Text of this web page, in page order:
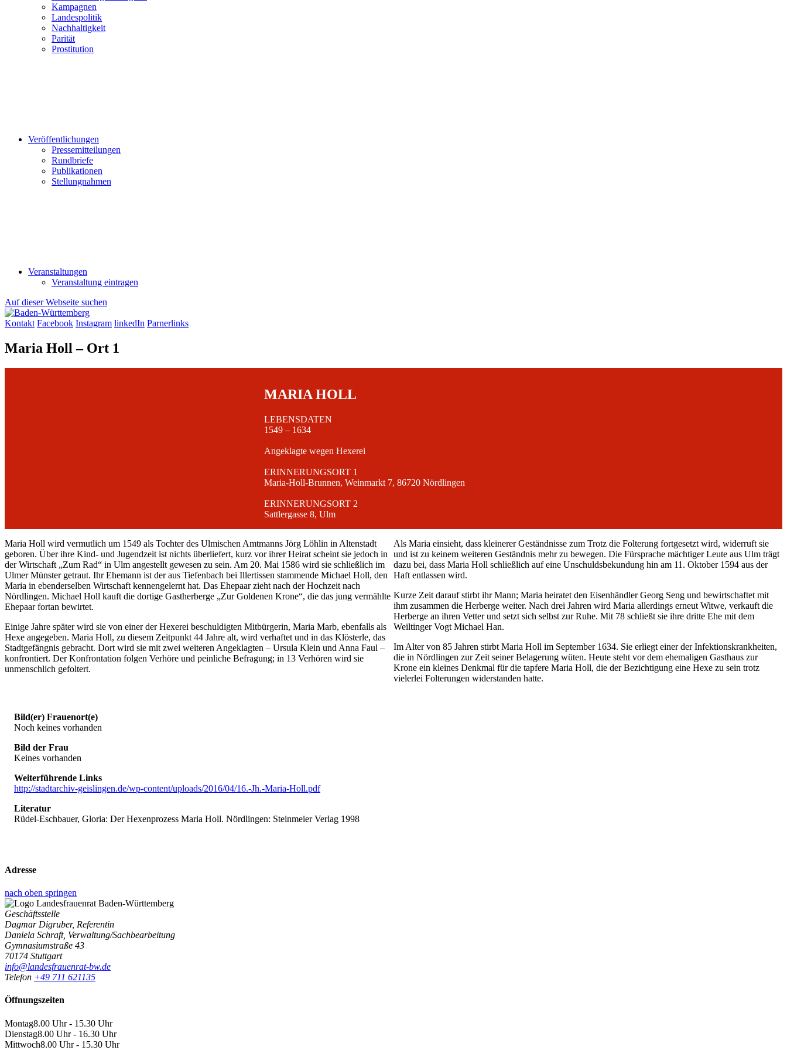
Kampagnen
Landespolitik
Nachhaltigkeit
Parität
Prostitution
Veröffentlichungen
Pressemitteilungen
Rundbriefe
Publikationen
Stellungnahmen
Veranstaltungen
Veranstaltung eintragen
Auf dieser Webseite suchen
Kontakt Facebook Instagram linkedIn Parnerlinks
Maria Holl – Ort 1
MARIA HOLL
LEBENSDATEN
1549 – 1634
Angeklagte wegen Hexerei
ERINNERUNGSORT 1
Maria-Holl-Brunnen, Weinmarkt 7, 86720 Nördlingen
ERINNERUNGSORT 2
Sattlergasse 8, Ulm
Maria Holl wird vermutlich um 1549 als Tochter des Ulmischen Amtmanns Jörg Löhlin in Altenstadt
geboren. Über ihre Kind- und Jugendzeit ist nichts überliefert, kurz vor ihrer Heirat scheint sie jedoch in
der Wirtschaft „Zum Rad“ in Ulm angestellt gewesen zu sein. Am 20. Mai 1586 wird sie schließlich im
Ulmer Münster getraut. Ihr Ehemann ist der aus Tiefenbach bei Illertissen stammende Michael Holl, den
Maria in ebenderselben Wirtschaft kennengelernt hat. Das Ehepaar zieht nach der Hochzeit nach
Nördlingen. Michael Holl kauft die dortige Gastherberge „Zur Goldenen Krone“, die das jung vermählte
Ehepaar fortan bewirtet.
Einige Jahre später wird sie von einer der Hexerei beschuldigten Mitbürgerin, Maria Marb, ebenfalls als
Hexe angegeben. Maria Holl, zu diesem Zeitpunkt 44 Jahre alt, wird verhaftet und in das Klösterle, das
Stadtgefängnis gebracht. Dort wird sie mit zwei weiteren Angeklagten – Ursula Klein und Anna Faul –
konfrontiert. Der Konfrontation folgen Verhöre und peinliche Befragung; in 13 Verhören wird sie
unmenschlich gefoltert.
Als Maria einsieht, dass kleinerer Geständnisse zum Trotz die Folterung fortgesetzt wird, widerruft sie
und ist zu keinem weiteren Geständnis mehr zu bewegen. Die Fürsprache mächtiger Leute aus Ulm trägt
dazu bei, dass Maria Holl schließlich auf eine Unschuldsbekundung hin am 11. Oktober 1594 aus der
Haft entlassen wird.
Kurze Zeit darauf stirbt ihr Mann; Maria heiratet den Eisenhändler Georg Seng und bewirtschaftet mit
ihm zusammen die Herberge weiter. Nach drei Jahren wird Maria allerdings erneut Witwe, verkauft die
Herberge an ihren Vetter und setzt sich selbst zur Ruhe. Mit 78 schließt sie ihre dritte Ehe mit dem
Weiltinger Vogt Michael Han.
Im Alter von 85 Jahren stirbt Maria Holl im September 1634. Sie erliegt einer der Infektionskrankheiten,
die in Nördlingen zur Zeit seiner Belagerung wüten. Heute steht vor dem ehemaligen Gasthaus zur
Krone ein kleines Denkmal für die tapfere Maria Holl, die der Bezichtigung eine Hexe zu sein trotz
vielerlei Folterungen widerstanden hatte.
Bild(er) Frauenort(e)
Noch keines vorhanden
Bild der Frau
Keines vorhanden
Weiterführende Links
http://stadtarchiv-geislingen.de/wp-content/uploads/2016/04/16.-Jh.-Maria-Holl.pdf
Literatur
Rüdel-Eschbauer, Gloria: Der Hexenprozess Maria Holl. Nördlingen: Steinmeier Verlag 1998
Adresse
nach oben springen
Geschäftsstelle
Dagmar Digruber, Referentin
Daniela Schraft, Verwaltung/Sachbearbeitung
Gymnasiumstraße 43
70174 Stuttgart
info@landesfrauenrat-bw.de
Telefon +49 711 621135
Öffnungszeiten
Montag8.00 Uhr - 15.30 Uhr
Dienstag8.00 Uhr - 16.30 Uhr
Mittwoch8.00 Uhr - 15.30 Uhr